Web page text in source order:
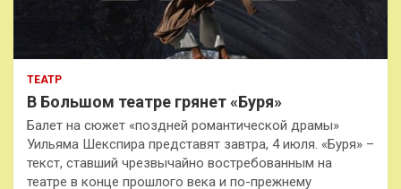
ТЕАТР
В Большом театре грянет «Буря»
Балет на сюжет «поздней романтической драмы»
Уильяма Шекспира представят завтра, 4 июля. «Буря» –
текст, ставший чрезвычайно востребованным на
театре в конце прошлого века и по-прежнему